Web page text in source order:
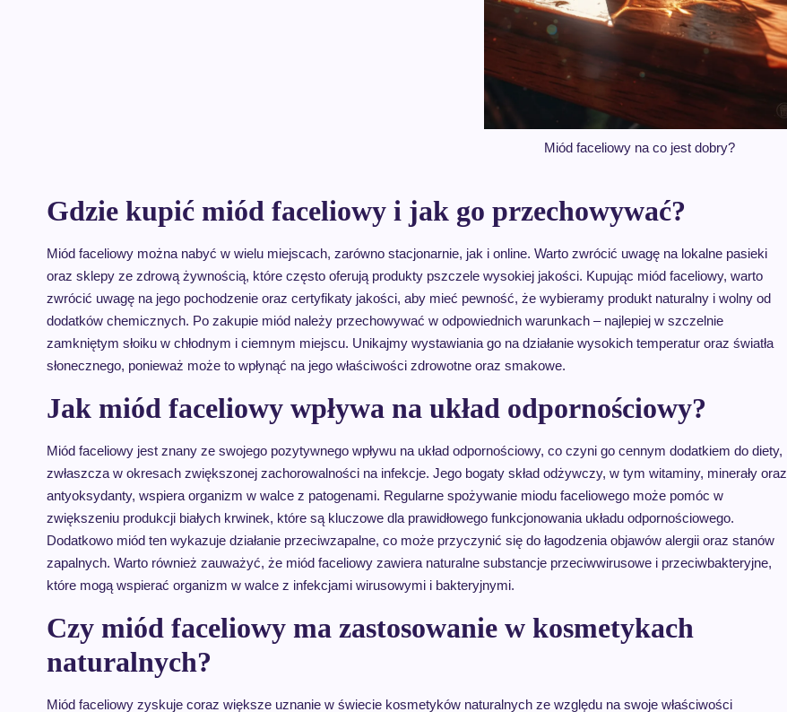
Miód faceliowy na co jest dobry?
Gdzie kupić miód faceliowy i jak go przechowywać?
Miód faceliowy można nabyć w wielu miejscach, zarówno stacjonarnie, jak i online. Warto zwrócić uwagę na lokalne pasieki
oraz sklepy ze zdrową żywnością, które często oferują produkty pszczele wysokiej jakości. Kupując miód faceliowy, warto
zwrócić uwagę na jego pochodzenie oraz certyfikaty jakości, aby mieć pewność, że wybieramy produkt naturalny i wolny od
dodatków chemicznych. Po zakupie miód należy przechowywać w odpowiednich warunkach – najlepiej w szczelnie
zamkniętym słoiku w chłodnym i ciemnym miejscu. Unikajmy wystawiania go na działanie wysokich temperatur oraz światła
słonecznego, ponieważ może to wpłynąć na jego właściwości zdrowotne oraz smakowe.
Jak miód faceliowy wpływa na układ odpornościowy?
Miód faceliowy jest znany ze swojego pozytywnego wpływu na układ odpornościowy, co czyni go cennym dodatkiem do diety,
zwłaszcza w okresach zwiększonej zachorowalności na infekcje. Jego bogaty skład odżywczy, w tym witaminy, minerały oraz
antyoksydanty, wspiera organizm w walce z patogenami. Regularne spożywanie miodu faceliowego może pomóc w
zwiększeniu produkcji białych krwinek, które są kluczowe dla prawidłowego funkcjonowania układu odpornościowego.
Dodatkowo miód ten wykazuje działanie przeciwzapalne, co może przyczynić się do łagodzenia objawów alergii oraz stanów
zapalnych. Warto również zauważyć, że miód faceliowy zawiera naturalne substancje przeciwwirusowe i przeciwbakteryjne,
które mogą wspierać organizm w walce z infekcjami wirusowymi i bakteryjnymi.
Czy miód faceliowy ma zastosowanie w kosmetykach
naturalnych?
Miód faceliowy zyskuje coraz większe uznanie w świecie kosmetyków naturalnych ze względu na swoje właściwości